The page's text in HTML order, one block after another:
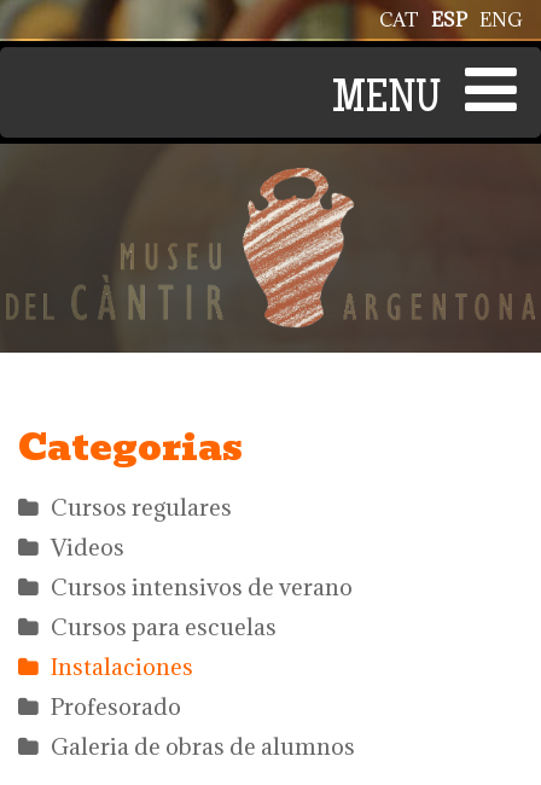
Pasar al contenido principal ENG
ESP
CAT
Categorias
Cursos regulares
Videos
Cursos intensivos de verano
Cursos para escuelas
Instalaciones
Profesorado
Galeria de obras de alumnos